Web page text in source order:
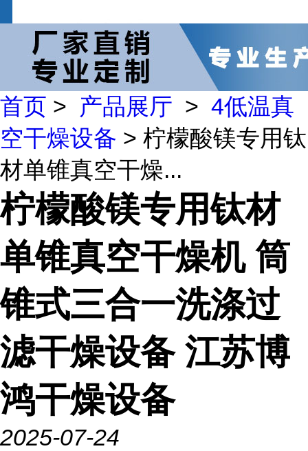
首页 > 产品展厅 > 4低温真
空干燥设备 > 柠檬酸镁专用钛
材单锥真空干燥...
柠檬酸镁专用钛材
单锥真空干燥机 筒
锥式三合一洗涤过
滤干燥设备 江苏博
鸿干燥设备
2025-07-24